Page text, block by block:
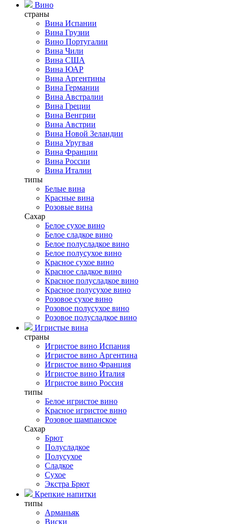
Вино
страны
Вина Испании
Вина Грузии
Вино Португалии
Вина Чили
Вина США
Вина ЮАР
Вина Аргентины
Вина Германии
Вина Австралии
Вина Греции
Вина Венгрии
Вина Австрии
Вина Новой Зеландии
Вина Уругвая
Вина Франции
Вина России
Вина Италии
типы
Белые вина
Красные вина
Розовые вина
Сахар
Белое сухое вино
Белое сладкое вино
Белое полусладкое вино
Белое полусухое вино
Красное сухое вино
Красное сладкое вино
Красное полусладкое вино
Красное полусухое вино
Розовое сухое вино
Розовое полусухое вино
Розовое полусладкое вино
Игристые вина
страны
Игристое вино Испания
Игристое вино Аргентина
Игристое вино Франция
Игристое вино Италия
Игристое вино Россия
типы
Белое игристое вино
Красное игристое вино
Розовое шампанское
Сахар
Брют
Полусладкое
Полусухое
Сладкое
Сухое
Экстра Брют
Крепкие напитки
типы
Арманьяк
Виски